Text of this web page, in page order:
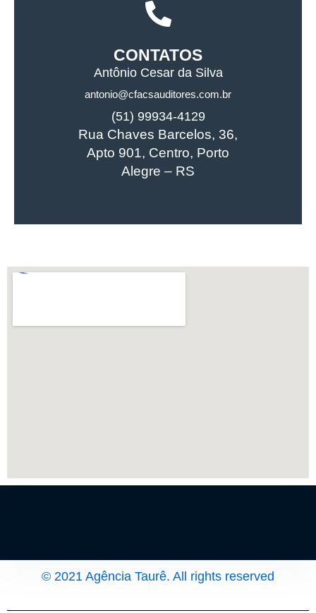
CONTATOS
Antônio Cesar da Silva
antonio@cfacsauditores.com.br
(51) 99934-4129
Rua Chaves Barcelos, 36,
Apto 901, Centro, Porto
Alegre – RS
© 2021 Agência Taurê. All rights reserved